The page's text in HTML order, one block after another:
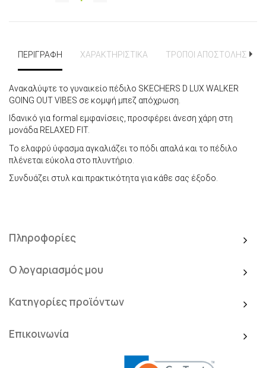
ΠΕΡΙΓΡΑΦΗ ΧΑΡΑΚΤΗΡΙΣΤΙΚΑ ΤΡΟΠΟΙ ΑΠΟΣΤΟΛΗΣ
Ανακαλύψτε το γυναικείο πέδιλο SKECHERS D LUX WALKER
GOING OUT VIBES σε κομψή μπεζ απόχρωση.
Ιδανικό για formal εμφανίσεις, προσφέρει άνεση χάρη στη
μονάδα RELAXED FIT.
Το ελαφρύ ύφασμα αγκαλιάζει το πόδι απαλά και το πέδιλο
πλένεται εύκολα στο πλυντήριο.
Συνδυάζει στυλ και πρακτικότητα για κάθε σας έξοδο.
Πληροφορίες
Ο λογαριασμός μου
Κατηγορίες προϊόντων
Επικοινωνία